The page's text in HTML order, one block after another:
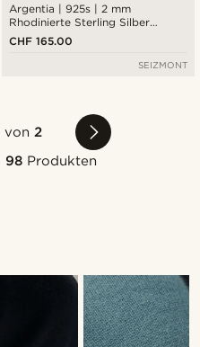
Argentia | 925s | 2 mm
Rhodinierte Sterling Silber
Kabelkette Halskette
CHF 165.00
SEIZMONT
von2
98Produkten